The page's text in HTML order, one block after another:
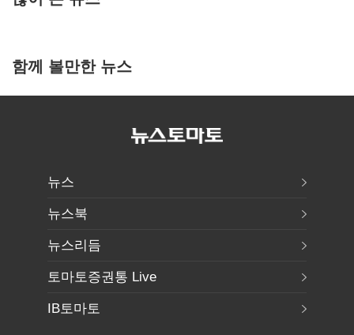
함께 볼만한 뉴스
뉴스
뉴스북
뉴스리듬
토마토증권통 Live
IB토마토